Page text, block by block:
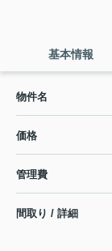
基本情報
物件名
価格
管理費
間取り / 詳細